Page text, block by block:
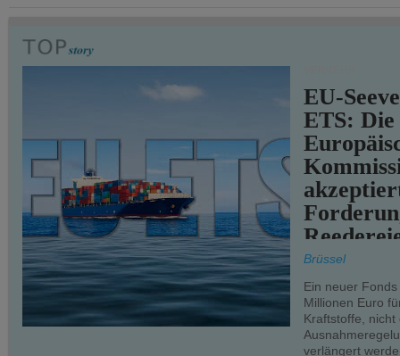
EU-
ETS: Die
teilweise.
Brüssel
Ein neuer
Millionen Euro
Kraftstoffe, nicht
verlängert